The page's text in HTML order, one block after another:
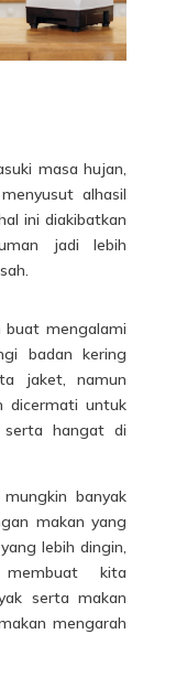
masa hujan,
alhasil
ini diakibatkan
jadi lebih
buat mengalami
badan kering
jaket, namun
dicermati untuk
serta hangat di
banyak
makan yang
lebih dingin,
kita
serta makan
mengarah